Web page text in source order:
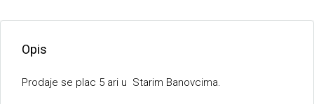
Opis
Prodaje se plac 5 ari u Starim Banovcima.